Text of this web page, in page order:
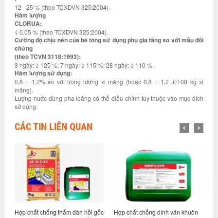
12 - 25 % (theo TCXDVN 325:2004).
Hàm lượng
CLORUA:
≤ 0.05 % (theo TCXDVN 325:2004).
Cường độ chịu nén của bê tông sử dụng phụ gia tăng so với mẫu đối
chứng
(theo TCVN 3118:1993):
3 ngày: ≥ 125 %; 7 ngày: ≥ 115 %; 28 ngày: ≥ 110 %.
Hàm lượng sử dụng:
0,8 ÷ 1,2% so với trọng lượng xi măng (hoặc 0,8 ÷ 1,2 lít/100 kg xi
măng).
Lượng nước dùng pha loãng có thể điều chỉnh tùy thuộc vào mục đích
sử dụng.
CÁC TIN LIÊN QUAN
Hợp chất chống thấm đàn hồi gốc
Hợp chất chống dính ván khuôn